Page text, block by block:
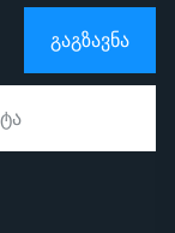
ᲒᲐᲒᲖᲐᲕᲜᲐ